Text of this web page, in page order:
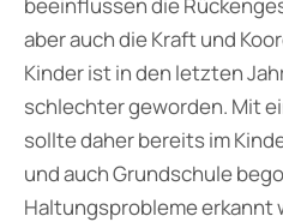
aber auch die Kraft und
Kinder ist in den letzten
schlechter geworden. Mit
sollte daher bereits im
und auch Grundschule
Haltungsprobleme erkannt